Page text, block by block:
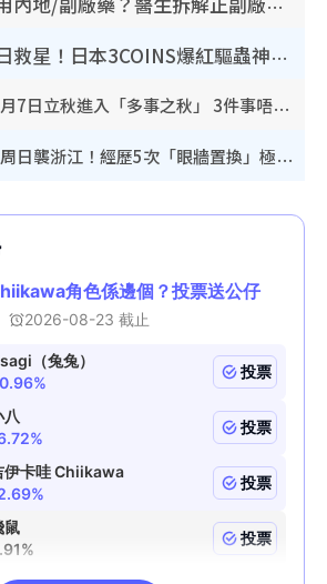
網傳公院改用內地/副廠藥？醫生拆解正副廠分別 揭4類人換藥隨時出事
怕蟲人士夏日救星！日本3COINS爆紅驅蟲神器$45起 1招「全程免觸碰」輕鬆搞定小強
立秋2026｜8月7日立秋進入「多事之秋」 3件事唔做得！專家教6招開運 清枱頭／銀包納氣接好運
颱風白海豚料周日襲浙江！經歷5次「眼牆置換」極罕見 成登陸內地最長途颱風